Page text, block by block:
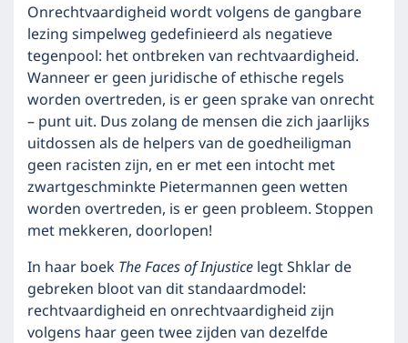
Onrechtvaardigheid wordt volgens de gangbare
lezing simpelweg gedefinieerd als negatieve
tegenpool: het ontbreken van rechtvaardigheid.
Wanneer er geen juridische of ethische regels
worden overtreden, is er geen sprake van onrecht
– punt uit. Dus zolang de mensen die zich jaarlijks
uitdossen als de helpers van de goedheiligman
geen racisten zijn, en er met een intocht met
zwartgeschminkte Pietermannen geen wetten
worden overtreden, is er geen probleem. Stoppen
met mekkeren, doorlopen!
In haar boekThe Faces of Injusticelegt Shklar de
gebreken bloot van dit standaardmodel:
rechtvaardigheid en onrechtvaardigheid zijn
volgens haar geen twee zijden van dezelfde